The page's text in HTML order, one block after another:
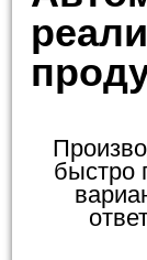
быстро